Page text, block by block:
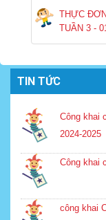
THỰC
TUẦN 3 -
TIN TỨC
Công khai
2024-2025
Công khai
công khai